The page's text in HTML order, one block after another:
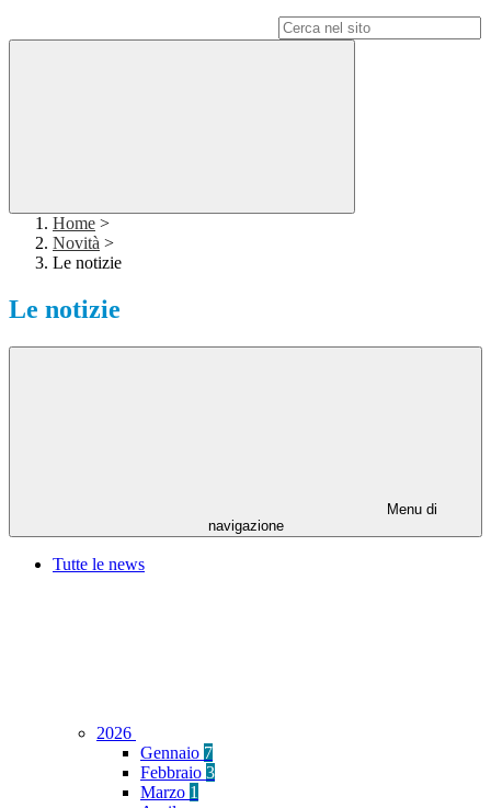
Home >
Novità >
Le notizie
Le notizie
Menu di
navigazione
Tutte le news
2026
Gennaio 7
Febbraio 3
Marzo 1